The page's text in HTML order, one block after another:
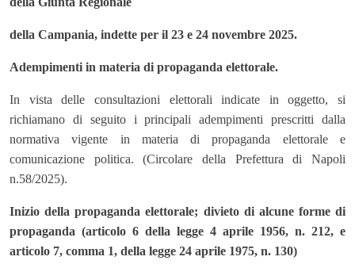
della Campania, indette per il 23 e 24 novembre 2025.
Adempimenti in materia di propaganda elettorale.
In vista delle consultazioni elettorali indicate in oggetto, si
richiamano di seguito i principali adempimenti prescritti dalla
normativa vigente in materia di propaganda elettorale e
comunicazione politica. (Circolare della Prefettura di Napoli
n.58/2025).
Inizio della propaganda elettorale; divieto di alcune forme di
propaganda (articolo 6 della legge 4 aprile 1956, n. 212, e
articolo 7, comma 1, della legge 24 aprile 1975, n. 130)